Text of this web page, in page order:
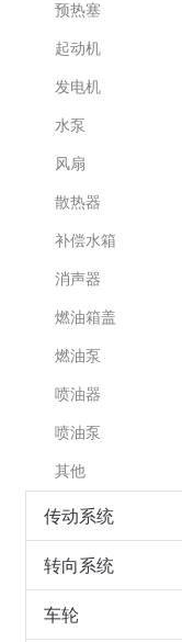
预热塞
起动机
发电机
水泵
风扇
散热器
补偿水箱
消声器
燃油箱盖
燃油泵
喷油器
喷油泵
其他
传动系统
转向系统
车轮